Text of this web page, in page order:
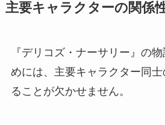
主要キャラクターの関係
『デリコズ・ナーサリー』の
めには、主要キャラクター同
ることが欠かせません。